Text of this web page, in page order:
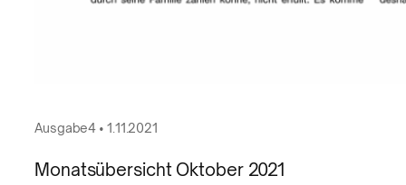
Ausgabe4 • 1.11.2021
Monatsübersicht Oktober 2021